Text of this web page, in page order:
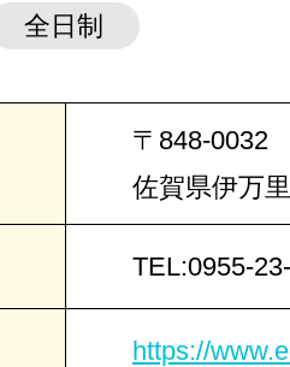
全日制
〒848-0032
佐賀県伊万
TEL:0955-
https://